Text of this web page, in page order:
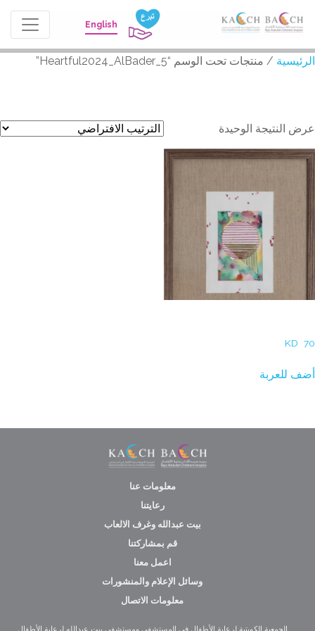
English
/ منتجات تحت الوسم “Heartful2024_AlBader_5”
النتيجة الوحيدة
KD
للعربة
معلومات عنا
رعايتنا
بيت عبدالله وغرف الالعاب
قم بمشاركتنا
اعمل معنا
وسائل الإعلام والمنشورات
معلومات الاتصال